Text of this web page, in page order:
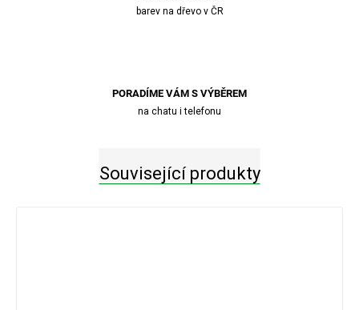
barev na dřevo v ČR
PORADÍME VÁM S VÝBĚREM
na chatu i telefonu
Související produkty